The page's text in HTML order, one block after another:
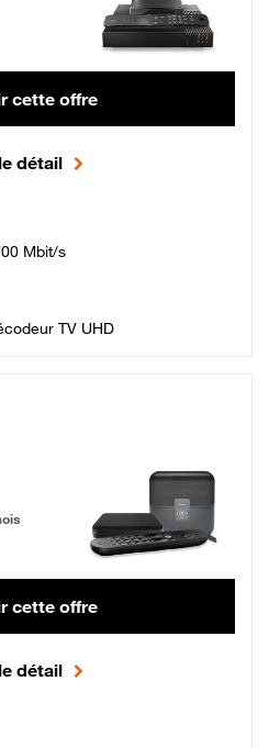
cette offre
détail
Mbit/s
TV UHD
puis 42,99 € par mois, Engagement 12 mois
cette offre
détail